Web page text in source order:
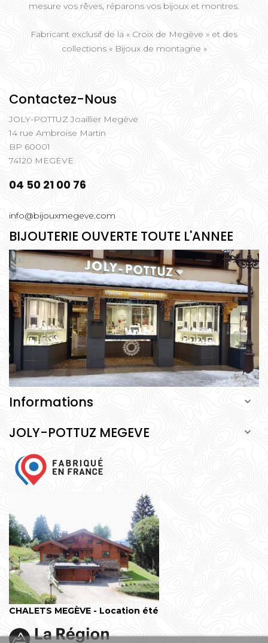
mesure vos rêves, réparons vos bijoux et montres.
Fabricant exclusif de la « Croix de Megève » et des
collections « Bijoux de montagne »
Contactez-Nous
JOLY-POTTUZ Joaillier Megève
14 rue Ambroise Martin
BP 60001
74120 MEGÈVE
04 50 21 00 76
info@bijouxmegeve.com
BIJOUTERIE OUVERTE TOUTE L'ANNEE
Informations 
JOLY-POTTUZ MEGEVE 
CHALETS MEGÈVE - Location été